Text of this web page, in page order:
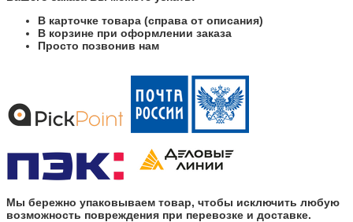
В карточке товара (справа от описания)
В корзине при оформлении заказа
Просто позвонив нам
Мы бережно упаковываем товар, чтобы исключить любую
возможность повреждения при перевозке и доставке.